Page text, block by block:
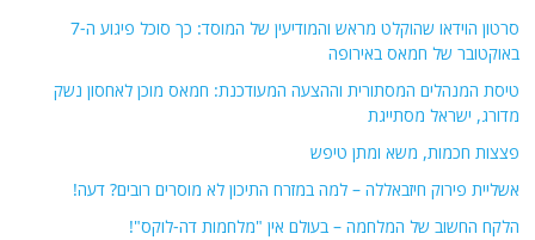
סרטון הוידאו שהוקלט מראש והמודיעין של המוסד: כך סוכל פיגוע ה-7
באוקטובר של חמאס באירופה
טיסת המנהלים המסתורית וההצעה המעודכנת: חמאס מוכן לאחסון נשק
מדורג, ישראל מסתייגת
פצצות חכמות, משא ומתן טיפש
אשליית פירוק חיזבאללה – למה במזרח התיכון לא מוסרים רובים? דעה!
הלקח החשוב של המלחמה – בעולם אין "מלחמות דה-לוקס"!